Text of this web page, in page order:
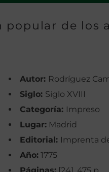
de los
Autor: Rodríguez
Siglo: Siglo XVIII
Categoría: Impreso
Lugar: Madrid
Editorial: Imprenta
Año: 1775